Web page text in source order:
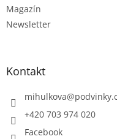
Magazín
Newsletter
Kontakt
mihulkova@
+420 703 974 020
Facebook